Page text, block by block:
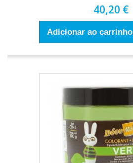
40,20 €
Adicionar ao carrinho